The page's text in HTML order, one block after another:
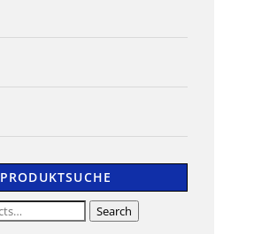
PRODUKTSUCHE
Search